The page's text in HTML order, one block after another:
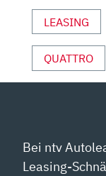
OUTUBE A
NZEIGEN
LEASING
QUATTRO
Bei ntv
Leasing-